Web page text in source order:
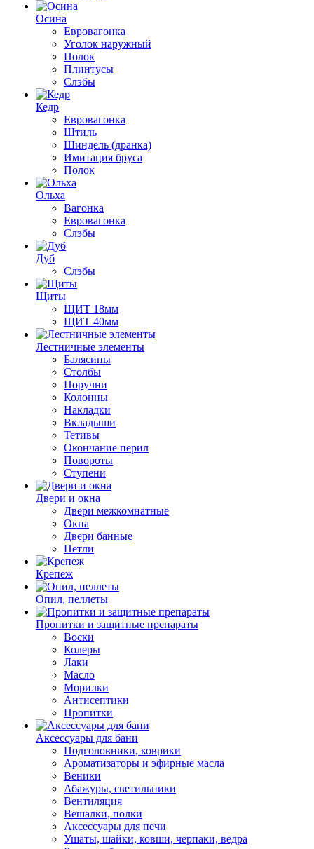
Осина
Евровагонка
Уголок наружный
Полок
Плинтусы
Слэбы
Кедр
Евровагонка
Штиль
Шиндель (дранка)
Имитация бруса
Полок
Ольха
Вагонка
Евровагонка
Слэбы
Дуб
Слэбы
Щиты
ЩИТ 18мм
ЩИТ 40мм
Лестничные элементы
Балясины
Столбы
Поручни
Колонны
Накладки
Вкладыши
Тетивы
Окончание перил
Повороты
Ступени
Двери и окна
Двери межкомнатные
Окна
Двери банные
Петли
Крепеж
Опил, пеллеты
Пропитки и защитные препараты
Воски
Колеры
Лаки
Масло
Морилки
Антисептики
Пропитки
Аксессуары для бани
Подголовники, коврики
Ароматизаторы и эфирные масла
Веники
Абажуры, светильники
Вентиляция
Вешалки, полки
Аксессуары для печи
Ушаты, шайки, ковши, черпаки, ведра